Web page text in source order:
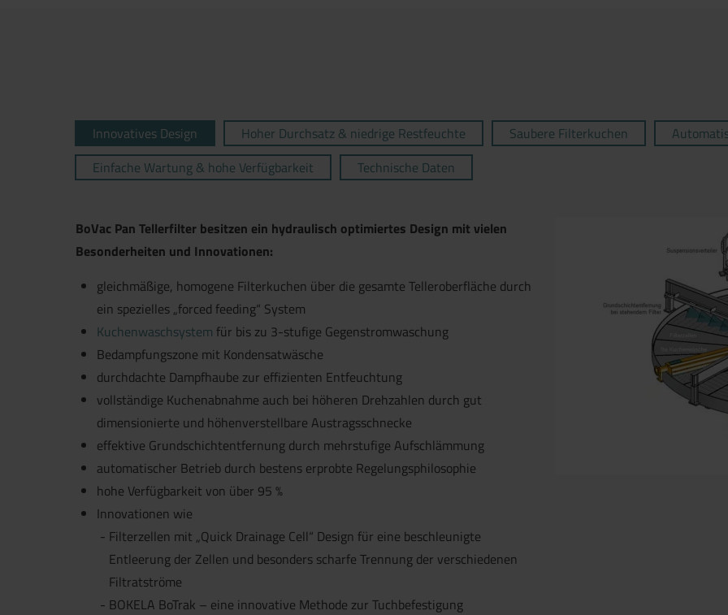
Innovatives Design Hoher Durchsatz & niedrige Restfeuchte Saubere Filterkuchen
Einfache Wartung & hohe Verfügbarkeit
Technische Daten
BoVac Pan Tellerfilter besitzen ein hydraulisch optimiertes Design mit vielen
Besonderheiten und Innovationen:
gleichmäßige, homogene Filterkuchen über die gesamte Telleroberfläche durch
ein spezielles „forced feeding“ System
Kuchenwaschsystem für bis zu 3-stufige Gegenstromwaschung
Bedampfungszone mit Kondensatwäsche
durchdachte Dampfhaube zur effizienten Entfeuchtung
vollständige Kuchenabnahme auch bei höheren Drehzahlen durch gut
dimensionierte und höhenverstellbare Austragsschnecke
effektive Grundschichtentfernung durch mehrstufige Aufschlämmung
automatischer Betrieb durch bestens erprobte Regelungsphilosophie
hohe Verfügbarkeit von über 95 %
Innovationen wie
Filterzellen mit „Quick Drainage Cell“ Design für eine beschleunigte
Entleerung der Zellen und besonders scharfe Trennung der verschiedenen
Filtratströme
BOKELA BoTrak – eine innovative Methode zur Tuchbefestigung